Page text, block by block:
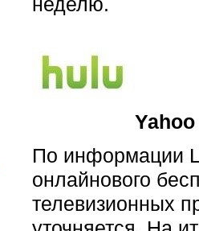
По информации
онлайнового
телевизионных